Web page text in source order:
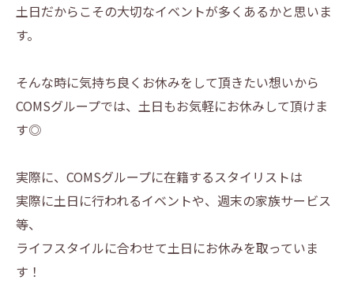
土日だからこその大切なイベントが多くあるかと思いま
す。
そんな時に気持ち良くお休みをして頂きたい想いから
COMSグループでは、土日もお気軽にお休みして頂けま
す◎
実際に、COMSグループに在籍するスタイリストは
実際に土日に行われるイベントや、週末の家族サービス
等、
ライフスタイルに合わせて土日にお休みを取っていま
す！